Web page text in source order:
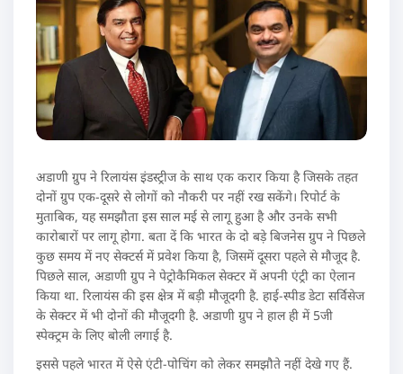
अडाणी ग्रुप ने रिलायंस इंडस्ट्रीज के साथ एक करार किया है जिसके तहत
दोनों ग्रुप एक-दूसरे से लोगों को नौकरी पर नहीं रख सकेंगे। रिपोर्ट के
मुताबिक, यह समझौता इस साल मई से लागू हुआ है और उनके सभी
कारोबारों पर लागू होगा. बता दें कि भारत के दो बड़े बिजनेस ग्रुप ने पिछले
कुछ समय में नए सेक्टर्स में प्रवेश किया है, जिसमें दूसरा पहले से मौजूद है.
पिछले साल, अडाणी ग्रुप ने पेट्रोकैमिकल सेक्टर में अपनी एंट्री का ऐलान
किया था. रिलायंस की इस क्षेत्र में बड़ी मौजूदगी है. हाई-स्पीड डेटा सर्विसेज
के सेक्टर में भी दोनों की मौजूदगी है. अडाणी ग्रुप ने हाल ही में 5जी
स्पेक्ट्रम के लिए बोली लगाई है.
इससे पहले भारत में ऐसे एंटी-पोचिंग को लेकर समझौते नहीं देखे गए हैं.